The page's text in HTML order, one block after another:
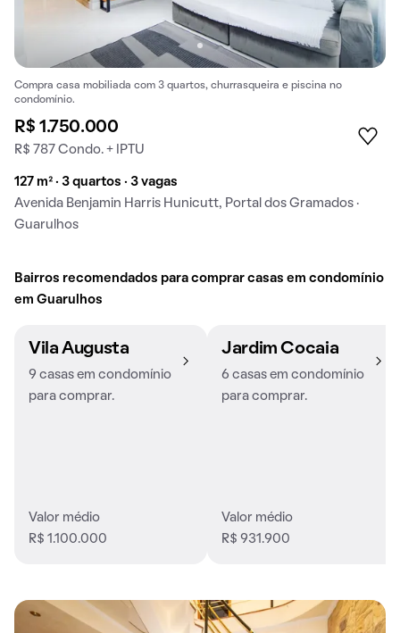
Compra casa mobiliada com 3 quartos, churrasqueira e piscina no
condomínio.
R$ 1.750.000
R$ 787 Condo. + IPTU
127 m² · 3 quartos · 3 vagas
Avenida Benjamin Harris Hunicutt, Portal dos Gramados ·
Guarulhos
Bairros recomendados para comprar casas em condomínio
em Guarulhos
Vila Augusta
9 casas em condomínio
para comprar.
Valor médio
R$ 1.100.000
Jardim Cocaia
6 casas em condomínio
para comprar.
Valor médio
R$ 931.900